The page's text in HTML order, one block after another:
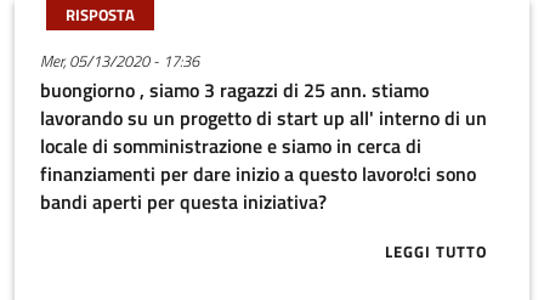
RISPOSTA
Mer, 05/13/2020 - 17:36
buongiorno , siamo 3 ragazzi di 25 ann. stiamo
lavorando su un progetto di start up all' interno di un
locale di somministrazione e siamo in cerca di
finanziamenti per dare inizio a questo lavoro!ci sono
bandi aperti per questa iniziativa?
LEGGI TUTTO
ABOUT